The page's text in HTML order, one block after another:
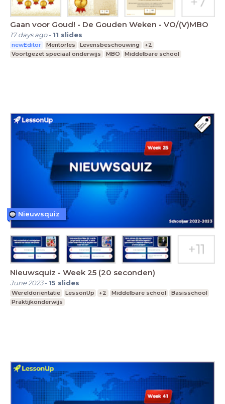
Gaan voor Goud! - De Gouden Weken - VO/(V)MBO
17 days ago- 11 slides
newEditor Mentorles Levensbeschouwing
+2
Voortgezet speciaal onderwijs
MBO Middelbare school
Nieuwsquiz - Week 25 (20 seconden)
June 2023- 15 slides
Wereldoriëntatie LessonUp +2 Middelbare school
Basisschool
Praktijkonderwijs
Nieuwsquiz